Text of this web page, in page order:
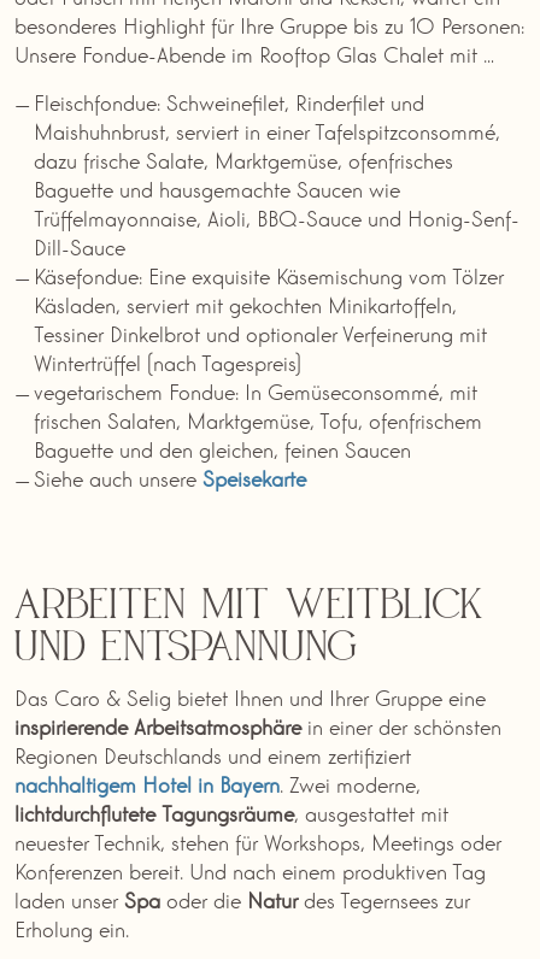
besonderes Highlight für Ihre Gruppe bis zu 10 Personen:
Unsere Fondue-Abende im Rooftop Glas Chalet mit …
Fleischfondue: Schweinefilet, Rinderfilet und
Maishuhnbrust, serviert in einer Tafelspitzconsommé,
dazu frische Salate, Marktgemüse, ofenfrisches
Baguette und hausgemachte Saucen wie
Trüffelmayonnaise, Aioli, BBQ-Sauce und Honig-Senf-
Dill-Sauce
Käsefondue: Eine exquisite Käsemischung vom Tölzer
Käsladen, serviert mit gekochten Minikartoffeln,
Tessiner Dinkelbrot und optionaler Verfeinerung mit
Wintertrüffel (nach Tagespreis)
vegetarischem Fondue: In Gemüseconsommé, mit
frischen Salaten, Marktgemüse, Tofu, ofenfrischem
Baguette und den gleichen, feinen Saucen
Siehe auch unsere Speisekarte
Arbeiten mit Weitblick
und Entspannung
Das Caro & Selig bietet Ihnen und Ihrer Gruppe eine
inspirierende Arbeitsatmosphärein einer der schönsten
Regionen Deutschlands und einem zertifiziert
nachhaltigem Hotel in Bayern. Zwei moderne,
lichtdurchflutete Tagungsräume, ausgestattet mit
neuester Technik, stehen für Workshops, Meetings oder
Konferenzen bereit. Und nach einem produktiven Tag
laden unserSpa oder die Naturdes Tegernsees zur
Erholung ein.